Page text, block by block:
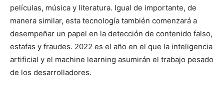
películas, música y literatura. Igual de importante, de
manera similar, esta tecnología también comenzará a
desempeñar un papel en la detección de contenido falso,
estafas y fraudes. 2022 es el año en el que la inteligencia
artificial y el machine learning asumirán el trabajo pesado
de los desarrolladores.